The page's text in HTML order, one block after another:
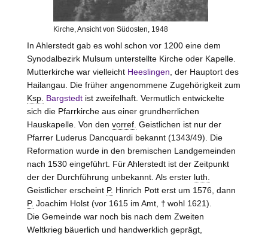
Kirche, Ansicht von Südosten, 1948
In Ahlerstedt gab es wohl schon vor 1200 eine dem
Synodalbezirk Mulsum unterstellte Kirche oder Kapelle.
Mutterkirche war vielleicht Heeslingen , der Hauptort des
Hailangau. Die früher angenommene Zugehörigkeit zum
Ksp. Bargstedtist zweifelhaft. Vermutlich entwickelte
sich die Pfarrkirche aus einer grundherrlichen
Hauskapelle. Von den vorref. Geistlichen ist nur der
Pfarrer Luderus Dancquardi bekannt (1343/49). Die
Reformation wurde in den bremischen Landgemeinden
nach 1530 eingeführt. Für Ahlerstedt ist der Zeitpunkt
der der Durchführung unbekannt. Als erster luth.
Geistlicher erscheint P. Hinrich Pott erst um 1576, dann
P. Joachim Holst (vor 1615 im Amt, † wohl 1621).
Die Gemeinde war noch bis nach dem Zweiten
Weltkrieg bäuerlich und handwerklich geprägt,